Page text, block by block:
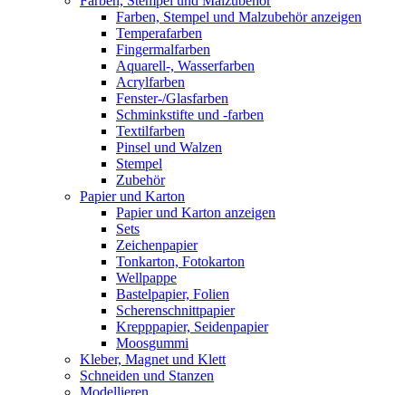
Farben, Stempel und Malzubehör anzeigen
Temperafarben
Fingermalfarben
Aquarell-, Wasserfarben
Acrylfarben
Fenster-/Glasfarben
Schminkstifte und -farben
Textilfarben
Pinsel und Walzen
Stempel
Zubehör
Papier und Karton
Papier und Karton anzeigen
Sets
Zeichenpapier
Tonkarton, Fotokarton
Wellpappe
Bastelpapier, Folien
Scherenschnittpapier
Krepppapier, Seidenpapier
Moosgummi
Kleber, Magnet und Klett
Schneiden und Stanzen
Modellieren